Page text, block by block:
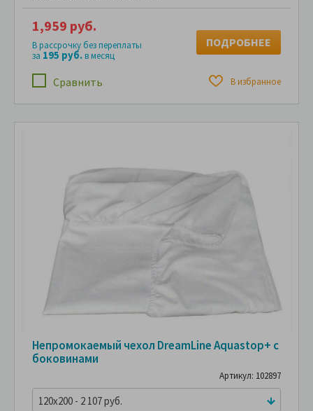
Сравнить В избранное
1,959 руб.
В рассрочку без переплаты
за 195 руб.в месяц
ПОДРОБНЕЕ
Непромокаемый чехол DreamLine Aquastop+ с
боковинами
Артикул: 102897
120x200 - 2 107 руб.